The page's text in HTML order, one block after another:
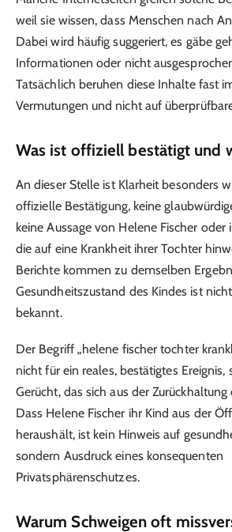
weil sie wissen, dass Menschen nach
Dabei wird häufig suggeriert, es gäbe
Informationen oder nicht
Tatsächlich beruhen diese Inhalte fast
Vermutungen und nicht auf
Was ist offiziell bestätigt und
An dieser Stelle ist Klarheit besonders
offizielle Bestätigung, keine
keine Aussage von Helene Fischer
die auf eine Krankheit ihrer Tochter
Berichte kommen zu demselben
Gesundheitszustand des Kindes ist
bekannt.
Der Begriff „helene fischer tochter
nicht für ein reales, bestätigtes Ereignis,
Gerücht, das sich aus der Zurückhaltung
Dass Helene Fischer ihr Kind aus der
heraushält, ist kein Hinweis auf
sondern Ausdruck eines konsequenten
Privatsphärenschutzes.
Warum Schweigen oft